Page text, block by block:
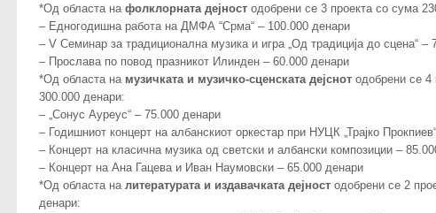
*Од областа на фолклорната дејност одобрени се 3 проекта со сума
– Едногодишна работа на ДМФА “Срма“ – 100.000 денари
– V Семинар за традиционална музика и игра „Од традиција до сцена“ –
– Прослава по повод празникот Илинден – 60.000 денари
*Од областа на музичката и музичко-сценската дејснот одобрени се 4
300.000 денари:
– „Сонус Ауреус“ – 75.000 денари
– Годишниот концерт на албанскиот оркестар при НУЦК „Трајко
– Концерт на класична музика од светски и албански композиции –
– Концерт на Ана Гацева и Иван Наумовски – 65.000 денари
*Од областа на литературата и издавачката дејност одобрени се 2
денари: